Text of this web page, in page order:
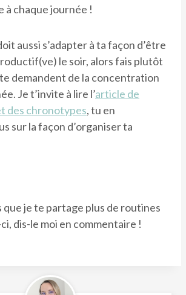
à chaque journée !
aussi s’adapter à ta façon d’être
le soir, alors fais plutôt
demandent de la concentration
Je t’invite à lire l’article de
des chronotypes, tu en
sur la façon d’organiser ta
que je te partage plus de routines
dis-le moi en commentaire !